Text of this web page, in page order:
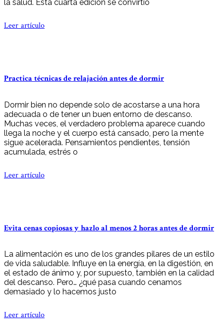
la salud. Esta cuarta edición se convirtió
Leer artículo
Practica técnicas de relajación antes de dormir
Dormir bien no depende solo de acostarse a una hora
adecuada o de tener un buen entorno de descanso.
Muchas veces, el verdadero problema aparece cuando
llega la noche y el cuerpo está cansado, pero la mente
sigue acelerada. Pensamientos pendientes, tensión
acumulada, estrés o
Leer artículo
Evita cenas copiosas y hazlo al menos 2 horas antes de dormir
La alimentación es uno de los grandes pilares de un estilo
de vida saludable. Influye en la energía, en la digestión, en
el estado de ánimo y, por supuesto, también en la calidad
del descanso. Pero… ¿qué pasa cuando cenamos
demasiado y lo hacemos justo
Leer artículo